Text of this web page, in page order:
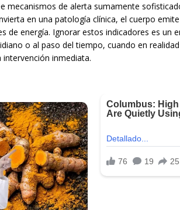
mecanismos de alerta sumamente
en una patología clínica, el cuerpo
de energía. Ignorar estos indicadores es un
o al paso del tiempo, cuando en
inmediata.